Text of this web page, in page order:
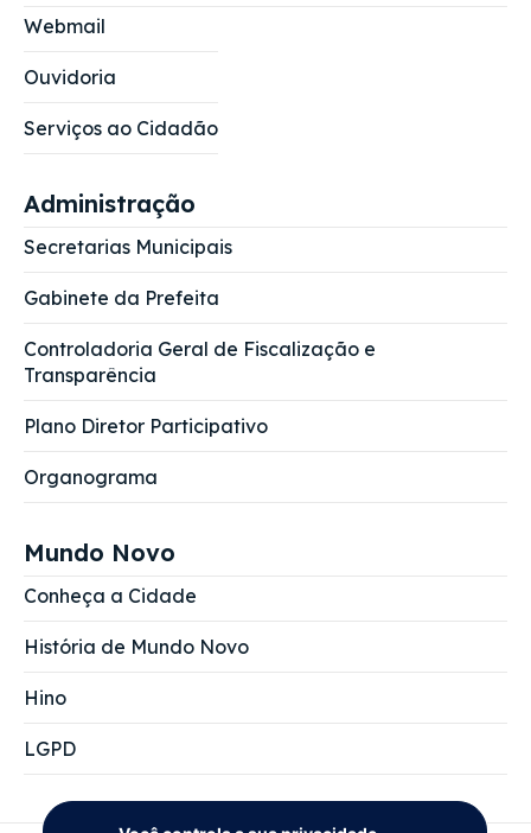
Webmail
Ouvidoria
Serviços ao Cidadão
Administração
Secretarias Municipais
Gabinete da Prefeita
Controladoria Geral de Fiscalização e
Transparência
Plano Diretor Participativo
Organograma
Mundo Novo
Conheça a Cidade
História de Mundo Novo
Hino
LGPD